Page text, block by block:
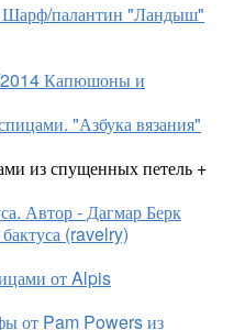
палантин "Ландыш"
2014 Капюшоны и
"Азбука вязания"
из спущенных петель +
Автор - Дагмар Берк
(ravelry)
от Alpis
от Pam Powers из